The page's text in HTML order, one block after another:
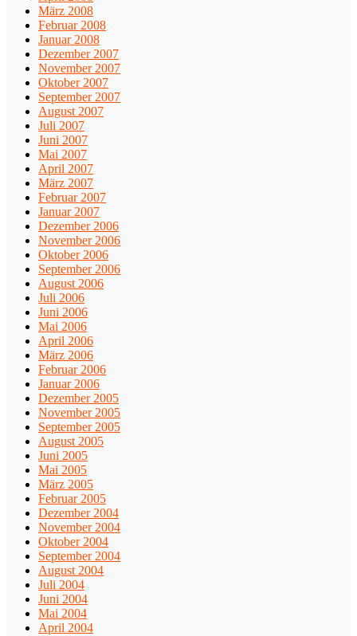
März 2008
Februar 2008
Januar 2008
Dezember 2007
November 2007
Oktober 2007
September 2007
August 2007
Juli 2007
Juni 2007
Mai 2007
April 2007
März 2007
Februar 2007
Januar 2007
Dezember 2006
November 2006
Oktober 2006
September 2006
August 2006
Juli 2006
Juni 2006
Mai 2006
April 2006
März 2006
Februar 2006
Januar 2006
Dezember 2005
November 2005
September 2005
August 2005
Juni 2005
Mai 2005
März 2005
Februar 2005
Dezember 2004
November 2004
Oktober 2004
September 2004
August 2004
Juli 2004
Juni 2004
Mai 2004
April 2004